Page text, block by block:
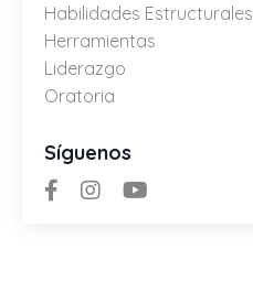
Habilidades Estructurales
Herramientas
Liderazgo
Oratoria
Síguenos